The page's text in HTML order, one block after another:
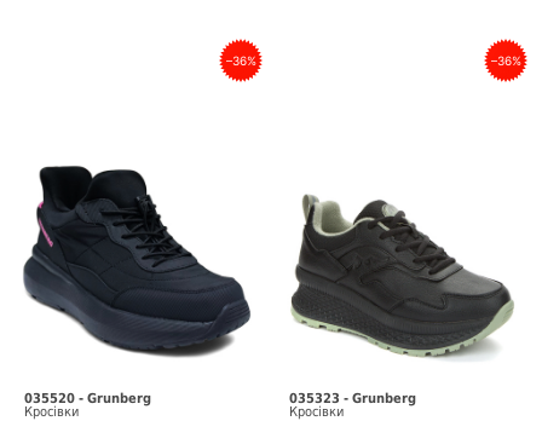
–36%
035520 - Grunberg
Кросівки
–36%
035323 - Grunberg
Кросівки